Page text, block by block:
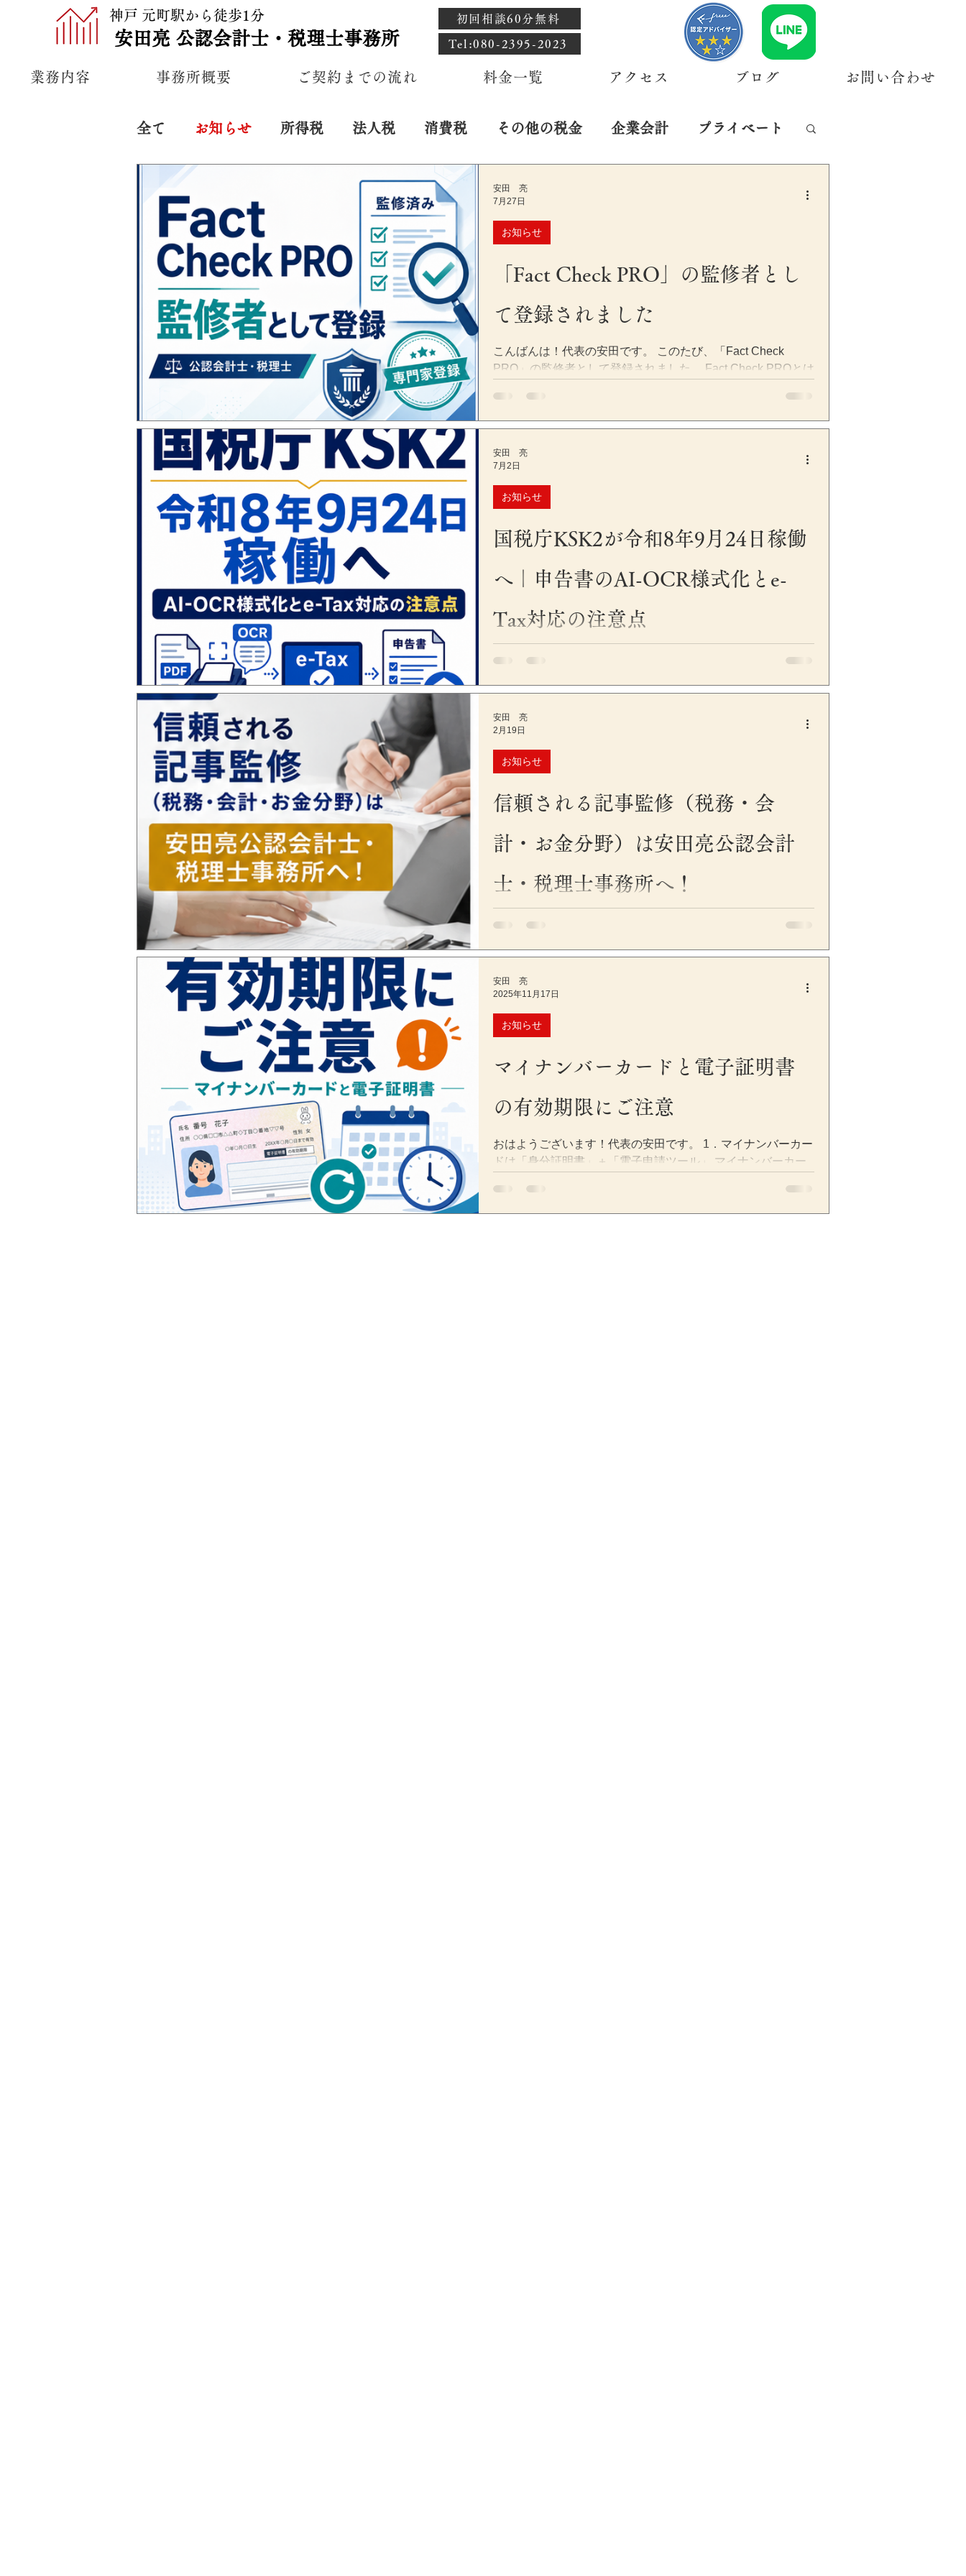
神戸 元町駅から徒歩1分
安田亮 公認会計士・税理士事務所
初回相談60分無料
​Tel:080-2395-2023
業務内容 事務所概要 ご契約までの流れ 料金一覧 アクセス ブログ お問い合わせ
全て お知らせ 所得税 法人税 消費税 その他の税金 企業会計 プライベート
経営
「Fact Check PRO」の監修者とし
て登録されました
こんばんは！代表の安田です。 このたび、「Fact Check
PRO」の監修者として登録されました。 Fact Check PROとは
投稿などのコンテンツについて、事実確認や専門家監修を行
なうサービスです。 新聞・出版業界で経験を積んだ校閲者に
組み合わせることで、情報の正確性や信頼性を高めることを
目的としています。 Fact Check PROの公式サイトは、以下か
らご覧いただけます。 https://factcheckpro.jp 公認会計士・税
理士の監修者として登録 今回、公認会計士・税理士の専門家
経営などの分野では、制度改正が頻繁に行なわれるほか、
ありません。 そのため、Web記事などで情報を発信する際に
は、単に文章として読みやすいだけでなく、法令や公的資料
などの根拠に基づき、読者に誤解を与え
お知らせ
安田 亮
7月27日
国税庁KSK2が令和8年9月24日稼働
へ｜申告書のAI-OCR様式化とe-
Tax対応の注意点
おはようございます！代表の安田です。 税務申告や各種届出
代基幹システムであるKSK2が、令和8年9月24日から稼働する
の次世代システムとして導入されるKSK2では、書面で提出さ
OCRによる読み取りを前提とした新様式への改訂が予定され
ています。 この変更により、書面提出を行なう事業者や税理
士事務所では、提出する様式が最新のものかどうかを、これ
まで以上に確認する必要があります。 一方で、e-Taxによる電
式か非AI-OCR様式かにかかわらず、入力データが国税当局に
響は受けないとされています。 今回は、KSK2稼働に伴う申告
国税庁の次世代基幹システムで
お知らせ
安田 亮
7月2日
信頼される記事監修（税務・会
計・お金分野）は安田亮公認会計
士・税理士事務所へ！
おはようございます！代表の安田です。 「税金・会計・確定
度改正が多くて、情報の鮮度に自信が持てない」 「監修者名
公認会計士・税理士が実務目線で記事監修を行ないます。 当
伝わる読みやすさと誤解を生まない表現まで踏み込んで監修
します。 記事監修が重要な理由（税務・会計・金融ジャンル
は特に注意） 税金や社会保険、法人・個人の手続きなどは、
誤情報＝読者の損失につながる領域です。 さらに近年は制度
記事監修を入れることで、例えば次のような効果が期待でき
もチェック） 断定表現や過度な一般化を避け、炎上・クレー
ムリスクを低減 監修者の実名・資格により、記事の信頼性を
CV（申込・資料請求）にもつながりやすい 当事務所の監修実
績（一部
お知らせ
安田 亮
2月19日
マイナンバーカードと電子証明書
の有効期限にご注意
おはようございます！代表の安田です。 1．マイナンバーカー
ドは「身分証明書」＋「電子申請ツール」 マイナンバーカー
告・納税システム）やマイナポータル連携など、電子申請の
基盤となる重要なツールです。 現在では全国民の約8割が保有
お知らせ
安田 亮
2025年11月17日